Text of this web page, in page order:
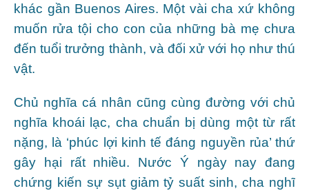
khác gần Buenos Aires. Một vài cha xứ không
muốn rửa tội cho con của những bà mẹ chưa
đến tuổi trưởng thành, và đối xử với họ như thú
vật.
Chủ nghĩa cá nhân cũng cùng đường với chủ
nghĩa khoái lạc, cha chuẩn bị dùng một từ rất
nặng, là ‘phúc lợi kinh tế đáng nguyền rủa’ thứ
gây hại rất nhiều. Nước Ý ngày nay đang
chứng kiến sự sụt giảm tỷ suất sinh, cha nghĩ